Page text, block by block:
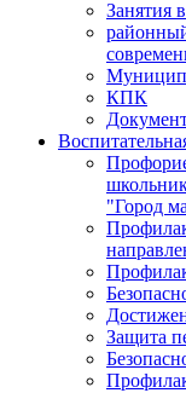
Занятия
КПК
"Город
Защита